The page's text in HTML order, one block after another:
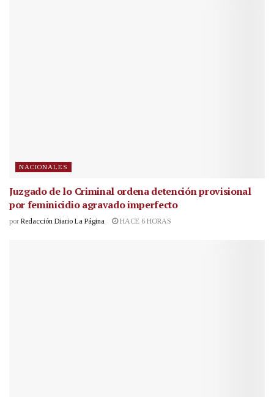
NACIONALES
Juzgado de lo Criminal ordena detención provisional
por feminicidio agravado imperfecto
por Redacción Diario La Página HACE 6 HORAS